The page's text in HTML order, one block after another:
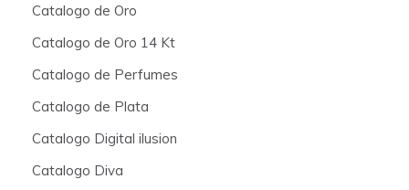
Catalogo de Oro
Catalogo de Oro 14 Kt
Catalogo de Perfumes
Catalogo de Plata
Catalogo Digital ilusion
Catalogo Diva